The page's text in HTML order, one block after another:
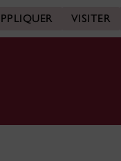
VISITER